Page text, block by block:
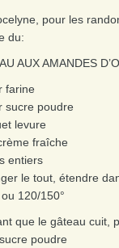
pour les
du:
AUX AMANDES
farine
sucre poudre
levure
fraîche
entiers
le tout, étendre
120/150°
que le gâteau cuit,
poudre